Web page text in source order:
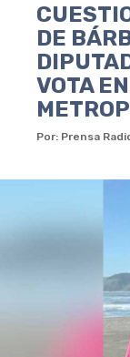
DE
VOTA
Por: Prensa